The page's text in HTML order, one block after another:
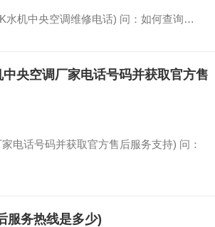
水机中央空调维修电话) 问：如何查询…
央空调厂家电话号码并获取官方售
电话号码并获取官方售后服务支持) 问：
服务热线是多少)